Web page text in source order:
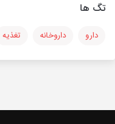
تگ ها
دارو داروخانه تغذیه